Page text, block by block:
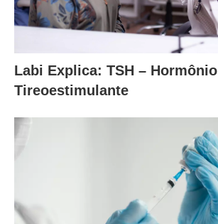
Labi Explica: TSH – Hormônio
Tireoestimulante